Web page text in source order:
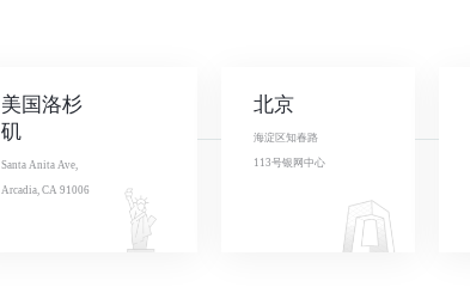
美国洛杉
矶
Santa Anita Ave,
Arcadia, CA 91006
北京
海淀区知春路
113号银网中心